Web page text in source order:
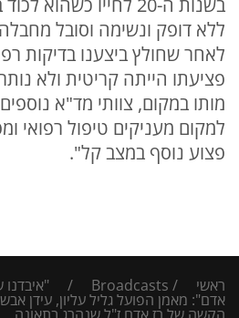
בשנות ה-20 לחייו
ללא דופק ונשימה וסובל
לאחר שחולץ ביצענו בדיקות
פציעתו הייתה קריטית ולא
מותו במקום, צוותי מד"א
למקום מעניקים טיפול רפואי
פצוע נוסף במצב קל".
ראשי /
Broadcasts
/
אדם": מאמן הפועל גליל עליון, עידן